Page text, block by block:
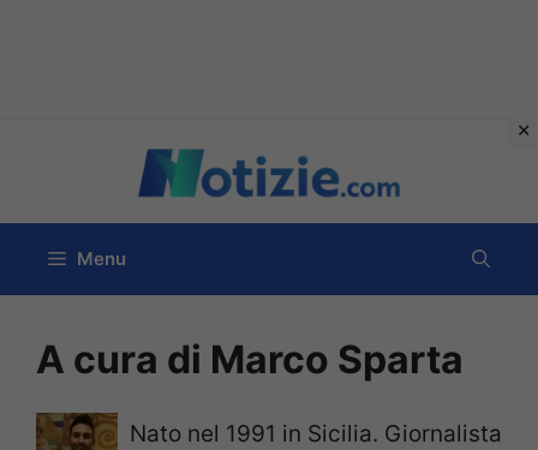
contenuto
Menu
A cura di Marco Sparta
Nato nel 1991 in Sicilia. Giornalista